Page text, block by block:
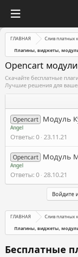
ГЛАВНАЯ Слив платных
Плагины, виджеты,
Opencart
Скачайте бесплатные
Лучшие решения для
Opencart Модуль
Angel
Ответы 0 23.11.21
Opencart Модуль
Angel
Ответы 0 28.10.21
Войдите
ГЛАВНАЯ Слив платных
Плагины, виджеты,
Бесплатные